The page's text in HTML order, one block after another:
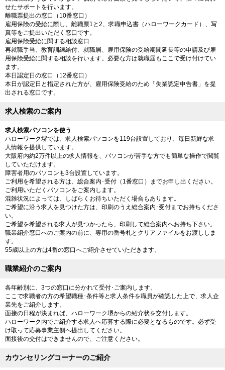
せたサポートを行います。
離職票提出の窓口（10番窓口）
雇用保険の受給に際し、離職票1と2、求職申込書（ハローワークカード）、写
真等をご提出いただく窓口です。
雇用保険受給に関する相談窓口
再就職手当、教育訓練給付、就職届、雇用保険の受給期間延長等の申請及び雇
用保険受給に関する相談を行います。必要な方は就職届もここで受け付けてい
ます。
本日認定日の窓口（12番窓口）
本日が認定日と指定された方が、雇用保険受給のため「失業認定申告書」を提
出される窓口です。
求人検索のご案内
求人検索パソコンを使う
ハローワーク堺では、求人検索パソコンを119台設置しており、毎日新鮮な求
人情報を提供しています。
大阪府内約2万件以上の求人情報を、パソコンが苦手な方でも簡単な操作で閲覧
していただけます。
障害者用のパソコンも3台設置しています。
ご利用を希望される方は、総合案内･受付（1番窓口）までお申し出ください。
ご利用いただくパソコンをご案内します。
混雑状況によっては、しばらくお待ちいただく場合もあります。
ご希望に沿う求人を見つけた方は、印刷のうえ総合案内･受付までお持ちくださ
い。
ご希望を希望される求人が見つかったら、印刷して総合案内へお持ち下さい。
職業紹介窓口へのご案内の前に、専用の番号札とクリアファイルをお渡ししま
す。
55歳以上の方は4番の窓口へご紹介させていただきます。
職業紹介のご案内
各年齢別に、3つの窓口に分かれて受付･ご案内します。
ここで求職者の方の希望職種･条件等と求人条件を職員が確認した上で、求人企
業先をご紹介します。
面接の日程が決まれば、ハローワーク堺からの紹介状を交付します。
ハローワーク内でご紹介する求人へ応募する際に必要となるものです。必ず受
け取って応募事業主側へ提出してください。
面接後の交付はできませんので、ご注意ください。
カウンセリングコーナーのご紹介